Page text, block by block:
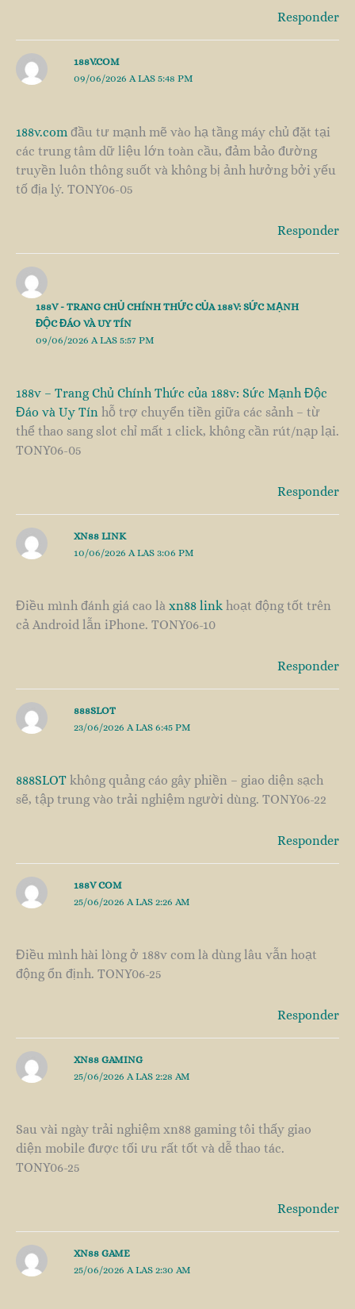
Responder
188V.COM
09/06/2026 A LAS 5:48 PM
188v.com đầu tư mạnh mẽ vào hạ tầng máy chủ đặt tại
các trung tâm dữ liệu lớn toàn cầu, đảm bảo đường
truyền luôn thông suốt và không bị ảnh hưởng bởi yếu
tố địa lý. TONY06-05
Responder
188V - TRANG CHỦ CHÍNH THỨC CỦA 188V: SỨC MẠNH
ĐỘC ĐÁO VÀ UY TÍN
09/06/2026 A LAS 5:57 PM
188v – Trang Chủ Chính Thức của 188v: Sức Mạnh Độc
Đáo và Uy Tín hỗ trợ chuyển tiền giữa các sảnh – từ
thể thao sang slot chỉ mất 1 click, không cần rút/nạp lại.
TONY06-05
Responder
XN88 LINK
10/06/2026 A LAS 3:06 PM
Điều mình đánh giá cao là xn88 link hoạt động tốt trên
cả Android lẫn iPhone. TONY06-10
Responder
888SLOT
23/06/2026 A LAS 6:45 PM
888SLOT không quảng cáo gây phiền – giao diện sạch
sẽ, tập trung vào trải nghiệm người dùng. TONY06-22
Responder
188V COM
25/06/2026 A LAS 2:26 AM
Điều mình hài lòng ở 188v com là dùng lâu vẫn hoạt
động ổn định. TONY06-25
Responder
XN88 GAMING
25/06/2026 A LAS 2:28 AM
Sau vài ngày trải nghiệm xn88 gaming tôi thấy giao
diện mobile được tối ưu rất tốt và dễ thao tác.
TONY06-25
Responder
XN88 GAME
25/06/2026 A LAS 2:30 AM